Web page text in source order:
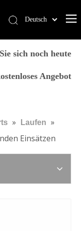
Deutsch
简体中文
Français
Português
Italiano
sich noch heute
Angebot
» Laufen »
Einsätzen